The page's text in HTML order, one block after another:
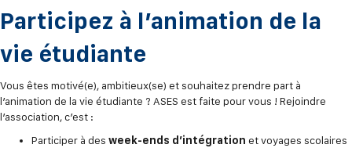
Participez à l’animation de la
vie étudiante
Vous êtes motivé(e), ambitieux(se) et souhaitez prendre part à
l’animation de la vie étudiante ? ASES est faite pour vous ! Rejoindre
l’association, c’est :
Participer à des week-ends d’intégration et voyages scolaires